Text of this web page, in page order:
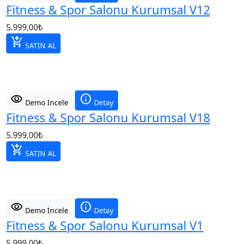
Fitness & Spor Salonu Kurumsal V12
5.999,00₺
add_shopping_cart SATIN AL
visibility Demo İncele info Detay
Fitness & Spor Salonu Kurumsal V18
5.999,00₺
add_shopping_cart SATIN AL
visibility Demo İncele info Detay
Fitness & Spor Salonu Kurumsal V1